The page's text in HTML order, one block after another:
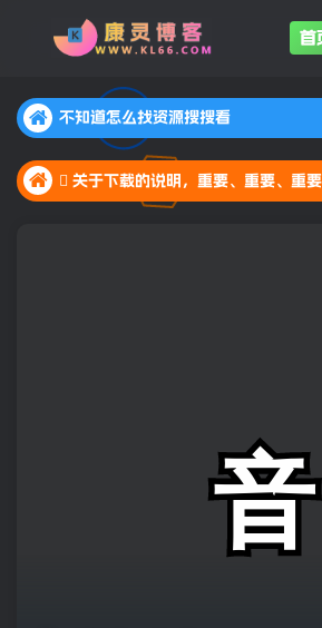
首
不知道怎么找资源搜搜看
不知道怎么找资源搜搜看
 关于下载的说明，重要、重要、重
 关于下载的说明，重要、重要、重
 关于下载的说明，重要、重要、重要